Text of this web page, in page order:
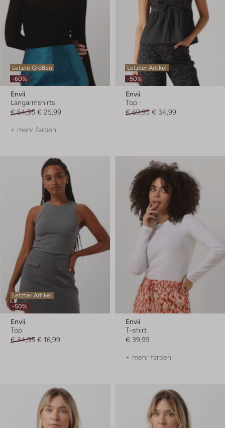
Letzte Größen
-60%
Envii
Langarmshirts
€ 64,95 € 25,99
+ mehr farben
Letzter Artikel
-50%
Envii
Top
€ 69,95 € 34,99
Letzter Artikel
-50%
Envii
Top
€ 34,95 € 16,99
Envii
T-shirt
€ 39,99
+ mehr farben